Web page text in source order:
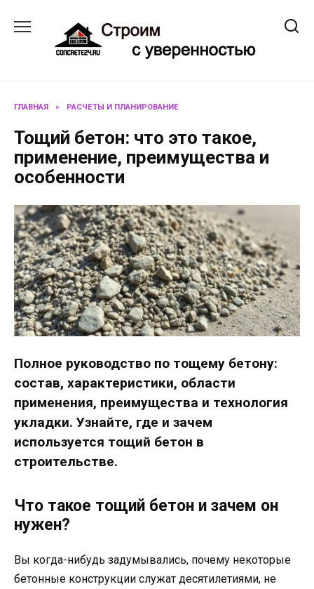
содержанию
ГЛАВНАЯ » РАСЧЕТЫ И ПЛАНИРОВАНИЕ
Тощий бетон: что это такое,
применение, преимущества и
особенности
Полное руководство по тощему бетону:
состав, характеристики, области
применения, преимущества и технология
укладки. Узнайте, где и зачем
используется тощий бетон в
строительстве.
Что такое тощий бетон и зачем он
нужен?
Вы когда-нибудь задумывались, почему некоторые
бетонные конструкции служат десятилетиями, не